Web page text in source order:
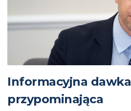
Informacyjna dawka
przypominająca